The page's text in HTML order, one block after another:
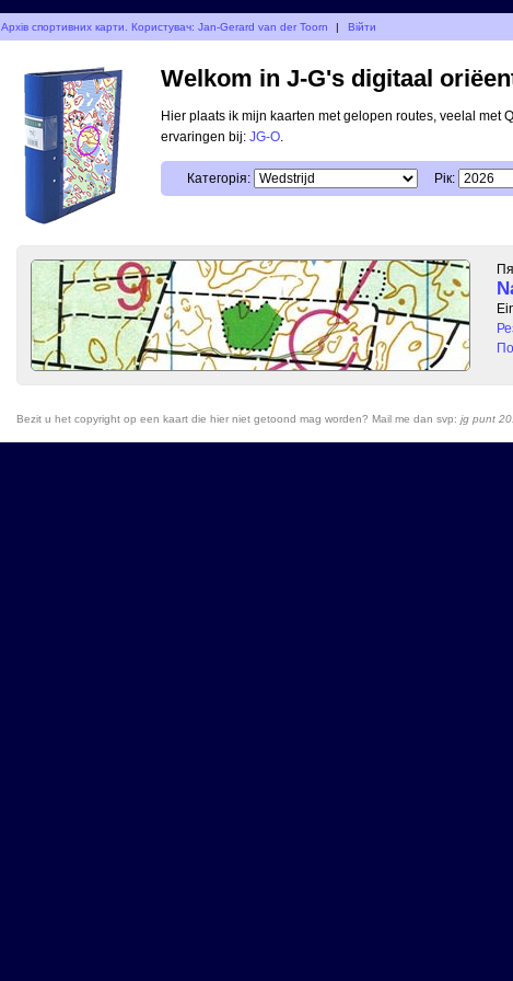
Архів спортивних карти. Користувач: Jan-Gerard van der Toorn | Війти
Welkom in J-G's digitaal
Hier plaats ik mijn kaarten met gelopen routes, veelal met
ervaringen bij: JG-O
Категорія: Рік:
Bezit u het copyright op een kaart die hier niet getoond mag worden? Mail me dan svp: jg punt